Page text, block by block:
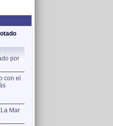
por
con el
Mar